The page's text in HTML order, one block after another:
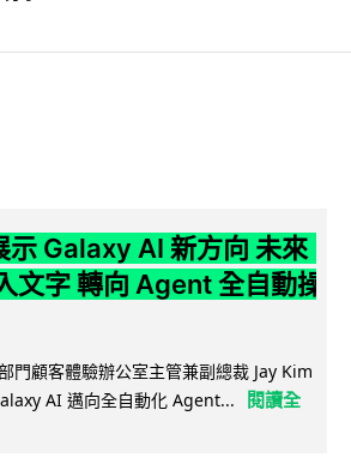
Galaxy AI 新方向 未來
文字 轉向 Agent 全自動操
門顧客體驗辦公室主管兼副總裁 Jay Kim
AI 邁向全自動化 Agent...
閱讀全